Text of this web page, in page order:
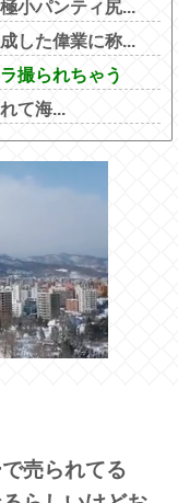
小パンティ尻...
した偉業に称...
撮られちゃう
て海...
売られてる